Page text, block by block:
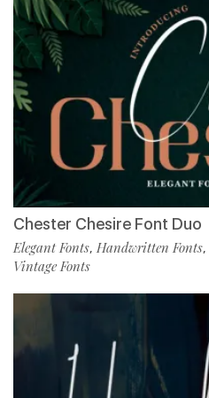
Chester Chesire Font Duo
Elegant Fonts, Handwritten Fonts,
Vintage Fonts